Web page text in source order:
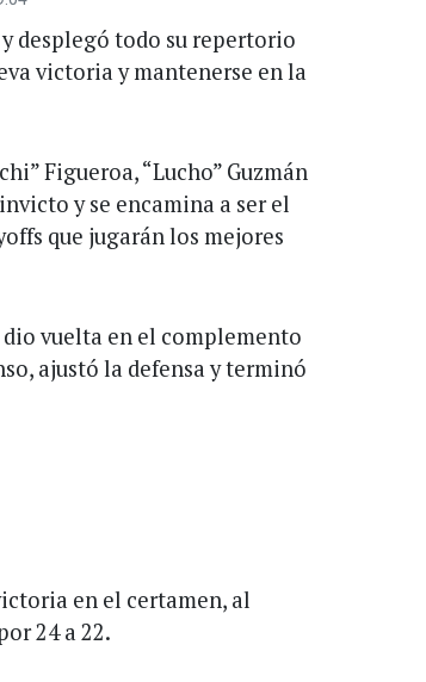
desplegó todo su repertorio
victoria y mantenerse en la
Figueroa, “Lucho” Guzmán
y se encamina a ser el
que jugarán los mejores
vuelta en el complemento
ajustó la defensa y terminó
en el certamen, al
24 a 22.